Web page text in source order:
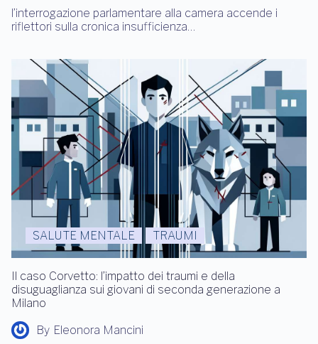
l’interrogazione parlamentare alla camera accende i
riflettori sulla cronica insufficienza…
SALUTE MENTALE TRAUMI
Il caso Corvetto: l’impatto dei traumi e della
disuguaglianza sui giovani di seconda generazione a
Milano
By Eleonora Mancini